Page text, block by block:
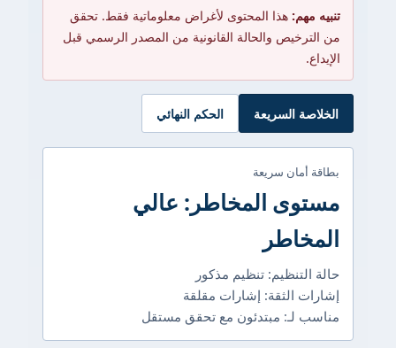
تنبيه مهم: هذا المحتوى لأغراض معلوماتية فقط. تحقق
من الترخيص والحالة القانونية من المصدر الرسمي قبل
الإيداع.
الخلاصة السريعة الحكم النهائي
بطاقة أمان سريعة
مستوى المخاطر: عالي
المخاطر
حالة التنظيم: تنظيم مذكور
إشارات الثقة: إشارات مقلقة
مناسب لـ: مبتدئون مع تحقق مستقل